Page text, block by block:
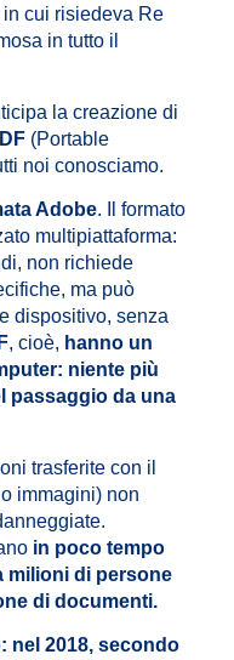
cui risiedeva Re
in tutto il
la creazione di
(Portable
noi conosciamo.
Adobe. Il formato
multipiattaforma:
non richiede
ma può
dispositivo, senza
, cioè, hanno un
niente più
passaggio da una
trasferite con il
immagini) non
in poco tempo
milioni di persone
di documenti.
nel 2018, secondo